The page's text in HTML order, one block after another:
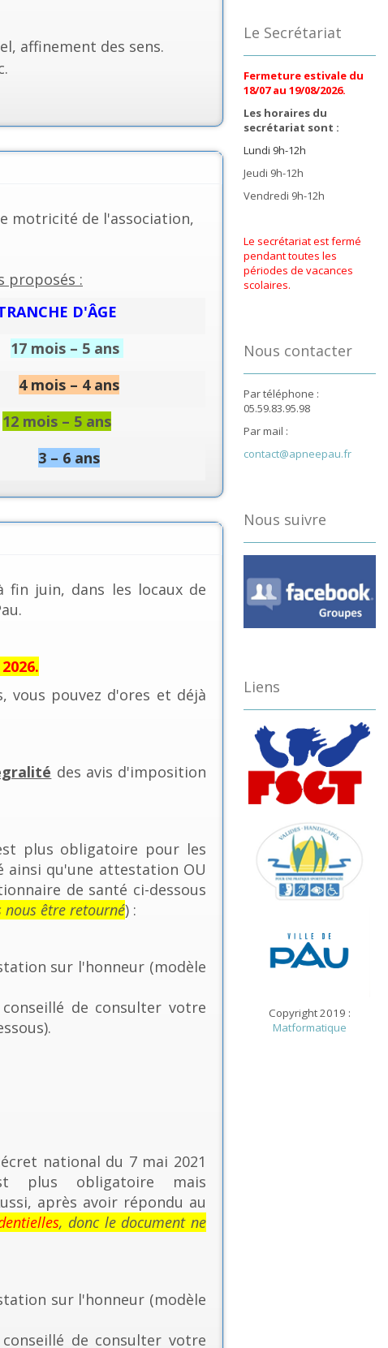
affinement des sens.
motricité de l'association,
proposés :
D'ÂGE
17 mois – 5 ans
4 mois – 4 ans
12 mois – 5 ans
3 – 6 ans
fin juin, dans les locaux de
vous pouvez d'ores et déjà
des avis d'imposition
plus obligatoire pour les
ainsi qu'une attestation OU
de santé ci-dessous
nous être retourné) :
sur l'honneur (modèle
de consulter votre
national du 7 mai 2021
plus obligatoire mais
après avoir répondu au
, donc le document ne
sur l'honneur (modèle
de consulter votre
Le Secrétariat
Fermeture estivale du
18/07 au 19/08/2026.
Les horaires du
secrétariat sont :
Lundi 9h-12h
Jeudi 9h-12h
Vendredi 9h-12h
Le secrétariat est fermé
pendant toutes les
périodes de vacances
scolaires.
Nous contacter
Par téléphone :
05.59.83.95.98
Par mail :
contact@apneepau.fr
Nous suivre
Liens
Copyright 2019 :
Matformatique